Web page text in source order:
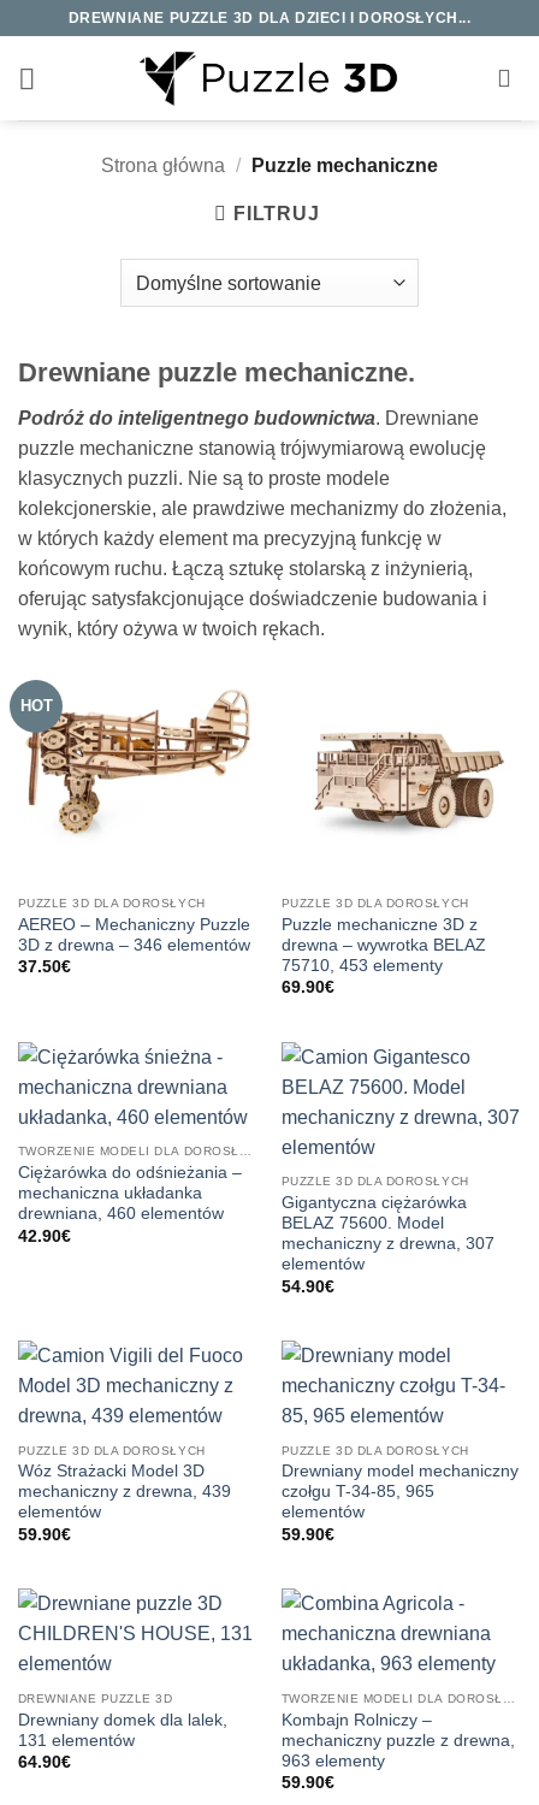
zawartości
DREWNIANE PUZZLE 3D DLA DZIECI I DOROSŁYCH...
Strona główna / Puzzle mechaniczne
FILTRUJ
Drewniane puzzle mechaniczne.
Podróż do inteligentnego budownictwa. Drewniane
puzzle mechaniczne stanowią trójwymiarową ewolucję
klasycznych puzzli. Nie są to proste modele
kolekcjonerskie, ale prawdziwe mechanizmy do złożenia,
w których każdy element ma precyzyjną funkcję w
końcowym ruchu. Łączą sztukę stolarską z inżynierią,
oferując satysfakcjonujące doświadczenie budowania i
wynik, który ożywa w twoich rękach.
HOT
PUZZLE 3D DLA DOROSŁYCH
AEREO – Mechaniczny Puzzle
3D z drewna – 346 elementów
37.50€
PUZZLE 3D DLA DOROSŁYCH
Puzzle mechaniczne 3D z
drewna – wywrotka BELAZ
75710, 453 elementy
69.90€
TWORZENIE MODELI DLA DOROSŁYCH
Ciężarówka do odśnieżania –
mechaniczna układanka
drewniana, 460 elementów
42.90€
PUZZLE 3D DLA DOROSŁYCH
Gigantyczna ciężarówka
BELAZ 75600. Model
mechaniczny z drewna, 307
elementów
54.90€
PUZZLE 3D DLA DOROSŁYCH
Wóz Strażacki Model 3D
mechaniczny z drewna, 439
elementów
59.90€
PUZZLE 3D DLA DOROSŁYCH
Drewniany model mechaniczny
czołgu T-34-85, 965
elementów
59.90€
DREWNIANE PUZZLE 3D
Drewniany domek dla lalek,
131 elementów
64.90€
Kombajn Rolniczy –
mechaniczny puzzle z drewna,
963 elementy
59.90€